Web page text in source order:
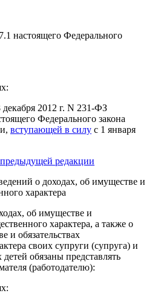
настоящего Федерального
декабря 2012 г. N 231-ФЗ
Федерального закона
вступающей в силу с 1 января
редакции
о доходах, об имуществе и
характера
об имуществе и
характера, а также о
и обязательствах
своих супруги (супруга) и
обязаны представлять
(работодателю):